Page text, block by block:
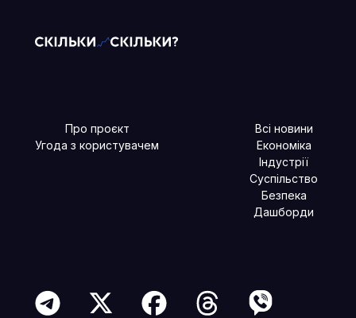
Про проєкт
Угода з користувачем
Всі новини
Економіка
Індустрії
Суспільство
Безпека
Дашборди
Читайте більше в наших соцмережах